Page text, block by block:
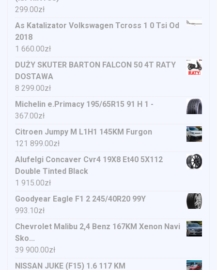
299.00zł
As Katalizator Volkswagen Tcross 1 0 Tsi Od
2018
1 660.00zł
DUŻY SKUTER BARTON FALCON 50 4T RATY
DOSTAWA
8 299.00zł
Michelin e.Primacy 195/65R15 91 H 1 -
367.00zł
Citroen Jumpy M L1H1 145KM Furgon
121 899.00zł
Alufelgi Concaver Cvr4 19X8 Et40 5X112
Double Tinted Black
1 915.00zł
Goodyear Eagle F1 2 245/40R20 99Y
993.10zł
Chevrolet Malibu 2,4 Benz 167KM Xenon Navi
Sko...
39 900.00zł
NISSAN JUKE (F15) 1.6 117 KM